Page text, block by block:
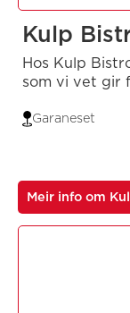
Kulp
Hos Kulp
som vi vet gir
Garaneset
Meir info om